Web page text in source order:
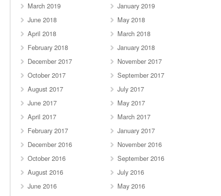
March 2019
January 2019
June 2018
May 2018
April 2018
March 2018
February 2018
January 2018
December 2017
November 2017
October 2017
September 2017
August 2017
July 2017
June 2017
May 2017
April 2017
March 2017
February 2017
January 2017
December 2016
November 2016
October 2016
September 2016
August 2016
July 2016
June 2016
May 2016